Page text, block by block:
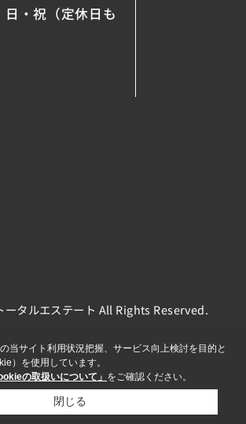
日・祝（定休日も
ータルエステート All Rights Reserved.
当サイト利用状況把握、サービス向上検討を目的と
）を使用しています。
の取扱いについて」 をご確認ください。
閉じる